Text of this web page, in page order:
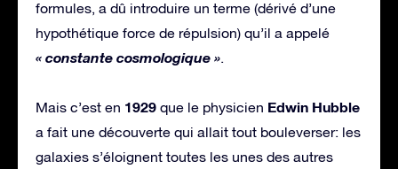
formules, a dû introduire un terme (dérivé d’une
hypothétique force de répulsion) qu’il a appelé
« constante cosmologique ».
Mais c’est en 1929 que le physicien Edwin Hubble
a fait une découverte qui allait tout bouleverser: les
galaxies s’éloignent toutes les unes des autres